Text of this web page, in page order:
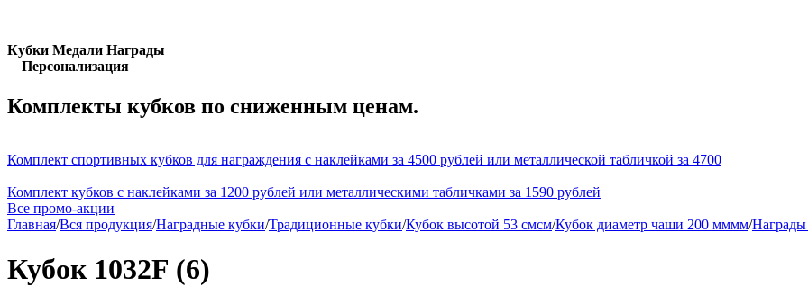
Кубки Медали Награды
Персонализация
Комплекты кубков по сниженным ценам.
Комплект спортивных кубков для награждения с наклейками за 4500 рублей или металлической табличкой за 4700
Комплект кубков с наклейками за 1200 рублей или металлическими табличками за 1590 рублей
Все промо-акции
Главная/Вся продукция/Наградные кубки/Традиционные кубки/Кубок высотой 53 смсм/Кубок диаметр чаши 200 мммм/Награды
Кубок 1032F (6)